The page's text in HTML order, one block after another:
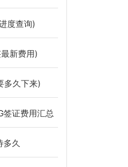
度查询)
新费用)
多久下来)
签证费用汇总
久